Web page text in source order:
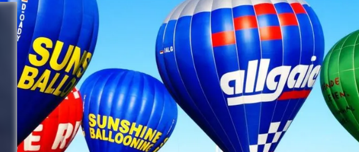
Sicherheit bei Ihrer
Ballonfahrt – Gut
vorbereitet in die
Sicherheit steht bei Sunshine Ballooning an erster
Ballonfahrt findet nur bei stabiler Wetterlage statt.
Wind und Sicht vor jedem Start über das
Wichtige Hinweise: